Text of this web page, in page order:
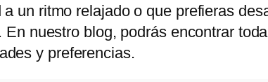
un ritmo relajado o que prefieras
nuestro blog, podrás encontrar
y preferencias.